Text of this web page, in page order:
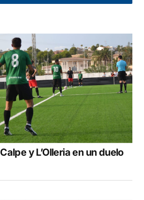
nombre, correo electrónico y web
para la próxima vez que
y L’Olleria en un duelo